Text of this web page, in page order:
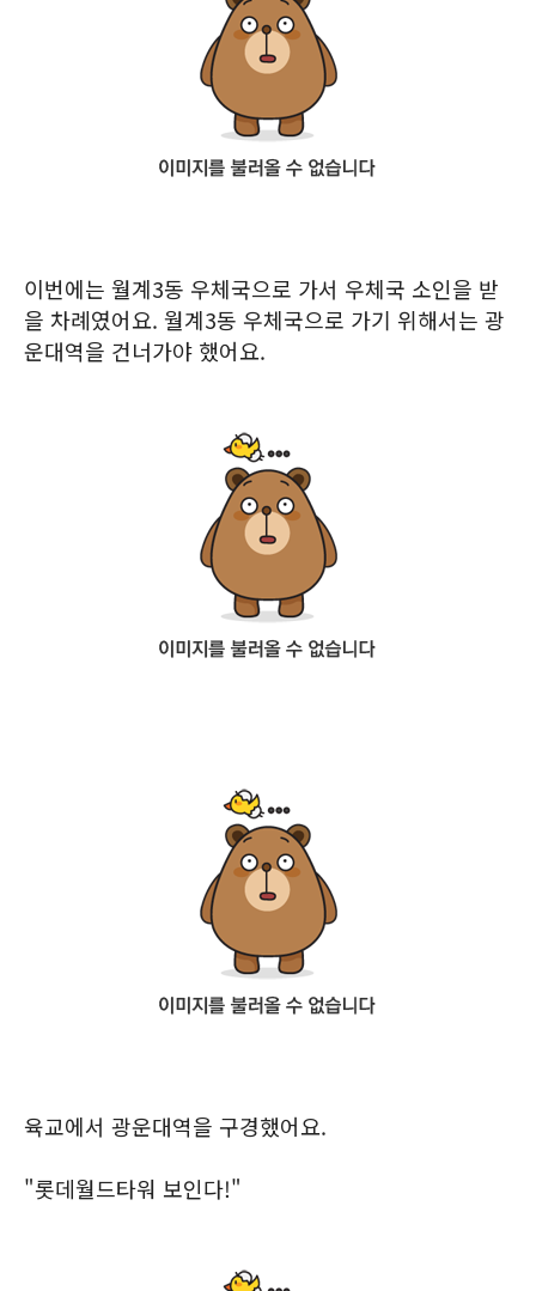
이번에는 월계3동 우체국으로 가서 우체국 소인을 받
을 차례였어요. 월계3동 우체국으로 가기 위해서는 광
운대역을 건너가야 했어요.
육교에서 광운대역을 구경했어요.
"롯데월드타워 보인다!"